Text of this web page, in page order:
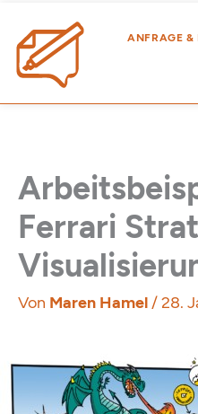
Inhalt
springen
ANFRAGE &
Ferrari
Von Maren Hamel/28.